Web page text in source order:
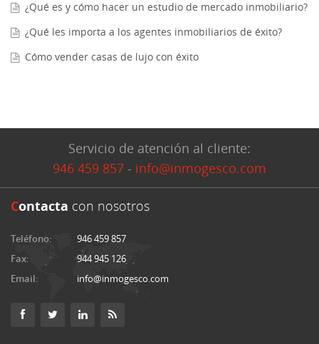
¿Qué es y cómo hacer un estudio de mercado inmobiliario?
¿Qué les importa a los agentes inmobiliarios de éxito?
Cómo vender casas de lujo con éxito
Servicio de atención al cliente:
946 459 857 - info@inmogesco.com
Contacta con nosotros
Teléfono:
946 459 857
Fax:
944 945 126
Email:
info@inmogesco.com